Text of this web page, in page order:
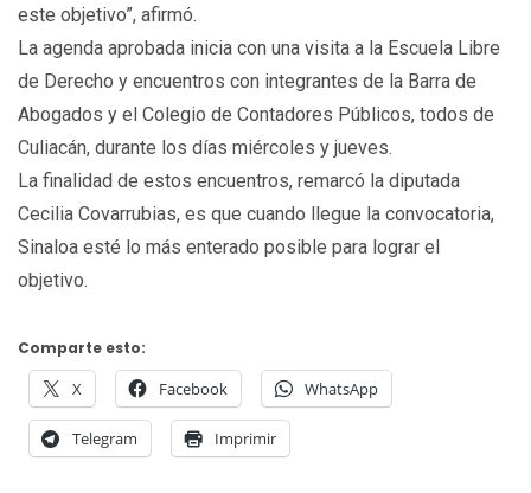
este objetivo”, afirmó.
La agenda aprobada inicia con una visita a la Escuela Libre
de Derecho y encuentros con integrantes de la Barra de
Abogados y el Colegio de Contadores Públicos, todos de
Culiacán, durante los días miércoles y jueves.
La finalidad de estos encuentros, remarcó la diputada
Cecilia Covarrubias, es que cuando llegue la convocatoria,
Sinaloa esté lo más enterado posible para lograr el
objetivo.
Comparte esto:
X Facebook WhatsApp
Telegram Imprimir